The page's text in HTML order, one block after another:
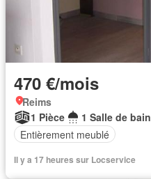
470 €/mois
Reims
1 Pièce
1 Salle de bain
Entièrement meublé
Il y a 17 heures sur Locservice